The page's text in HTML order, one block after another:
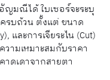
ญมณีได้ ใบเซอร์จะระบุ
รบถ้วน ตั้งแต่ ขนาด
และการเจียระไน (Cut)
ามเหมาะสมกับราคา
ดเดาจากสายตา